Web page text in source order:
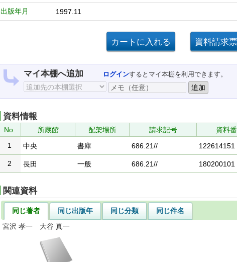
出版年月 1997.11
マイ本棚へ追加 ログインするとマイ本棚を利用できます。
資料情報
No. 所蔵館 配架場所 請求記号 資料
1
中央 書庫 686.21// 122614151
2 長田 一般 686.21// 180200101
関連資料
同じ著者 同じ出版年 同じ分類
同じ件名
宮沢 孝一 大谷 真一